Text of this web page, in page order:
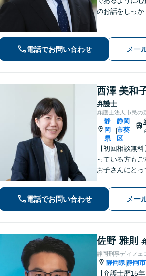
のお話をしっか
さい。
電話でお問い合わせ メー
西澤 美和
弁護士
弁護士法人市民の
静
岡
県
|
静岡
市葵
区
【初回相談無
っている方も
お子さんにとっ
労働問題など
ます。【静岡
枝市エリア対応
電話でお問い合わせ メー
佐野 雅則
静岡刑事ディフェ
静岡県|静岡
【弁護士歴15